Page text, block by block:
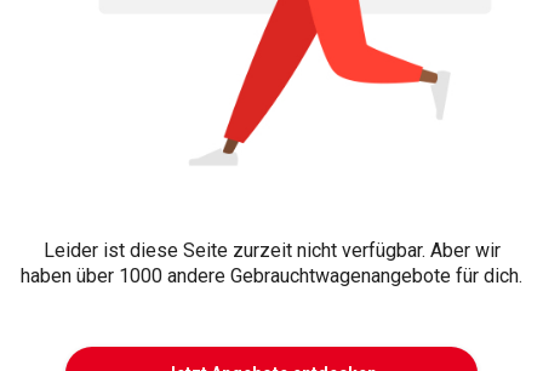
Leider ist diese Seite zurzeit nicht verfügbar. Aber wir
haben über 1000 andere Gebrauchtwagenangebote für dich.